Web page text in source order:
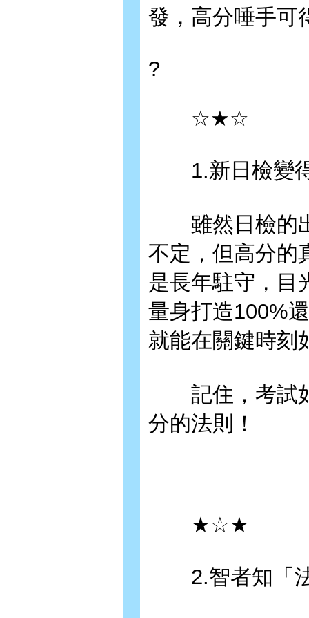
發，高分唾手可
?
☆★☆
1.新日檢變得
雖然日檢的出
不定，但高分的
是長年駐守，目
量身打造100%
就能在關鍵時刻
記住，考試如
分的法則！
★☆★
2.智者知「法